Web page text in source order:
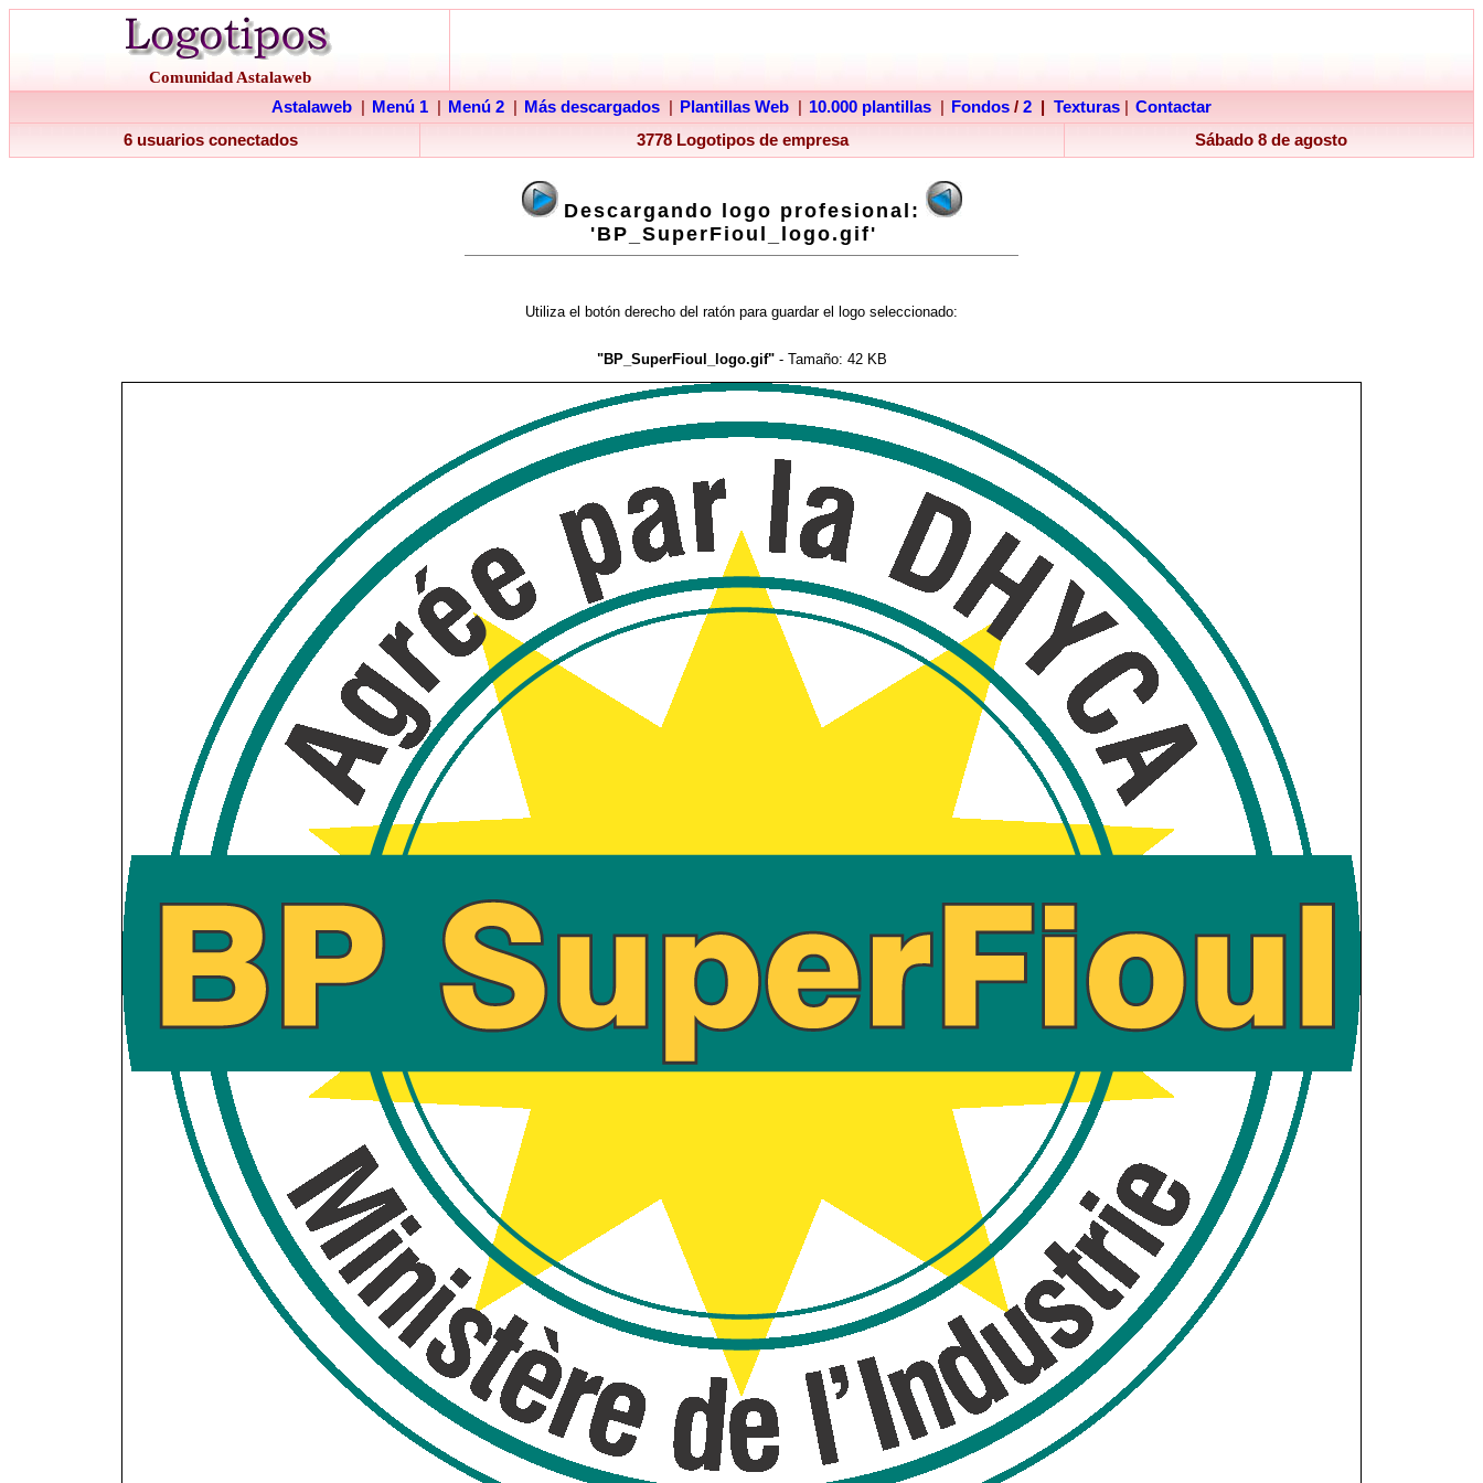
Comunidad Astalaweb
Astalaweb
Menú 1 Menú 2 Más descargados Plantillas Web 10.000 plantillas Fondos / 2 Texturas
Contactar
6 usuarios conectados
3778 Logotipos de empresa Sábado 8 de agosto
Descargando logo profesional:
'BP_SuperFioul_logo.gif'
Utiliza el botón derecho del ratón para guardar el logo seleccionado:
"BP_SuperFioul_logo.gif"- Tamaño: 42 KB